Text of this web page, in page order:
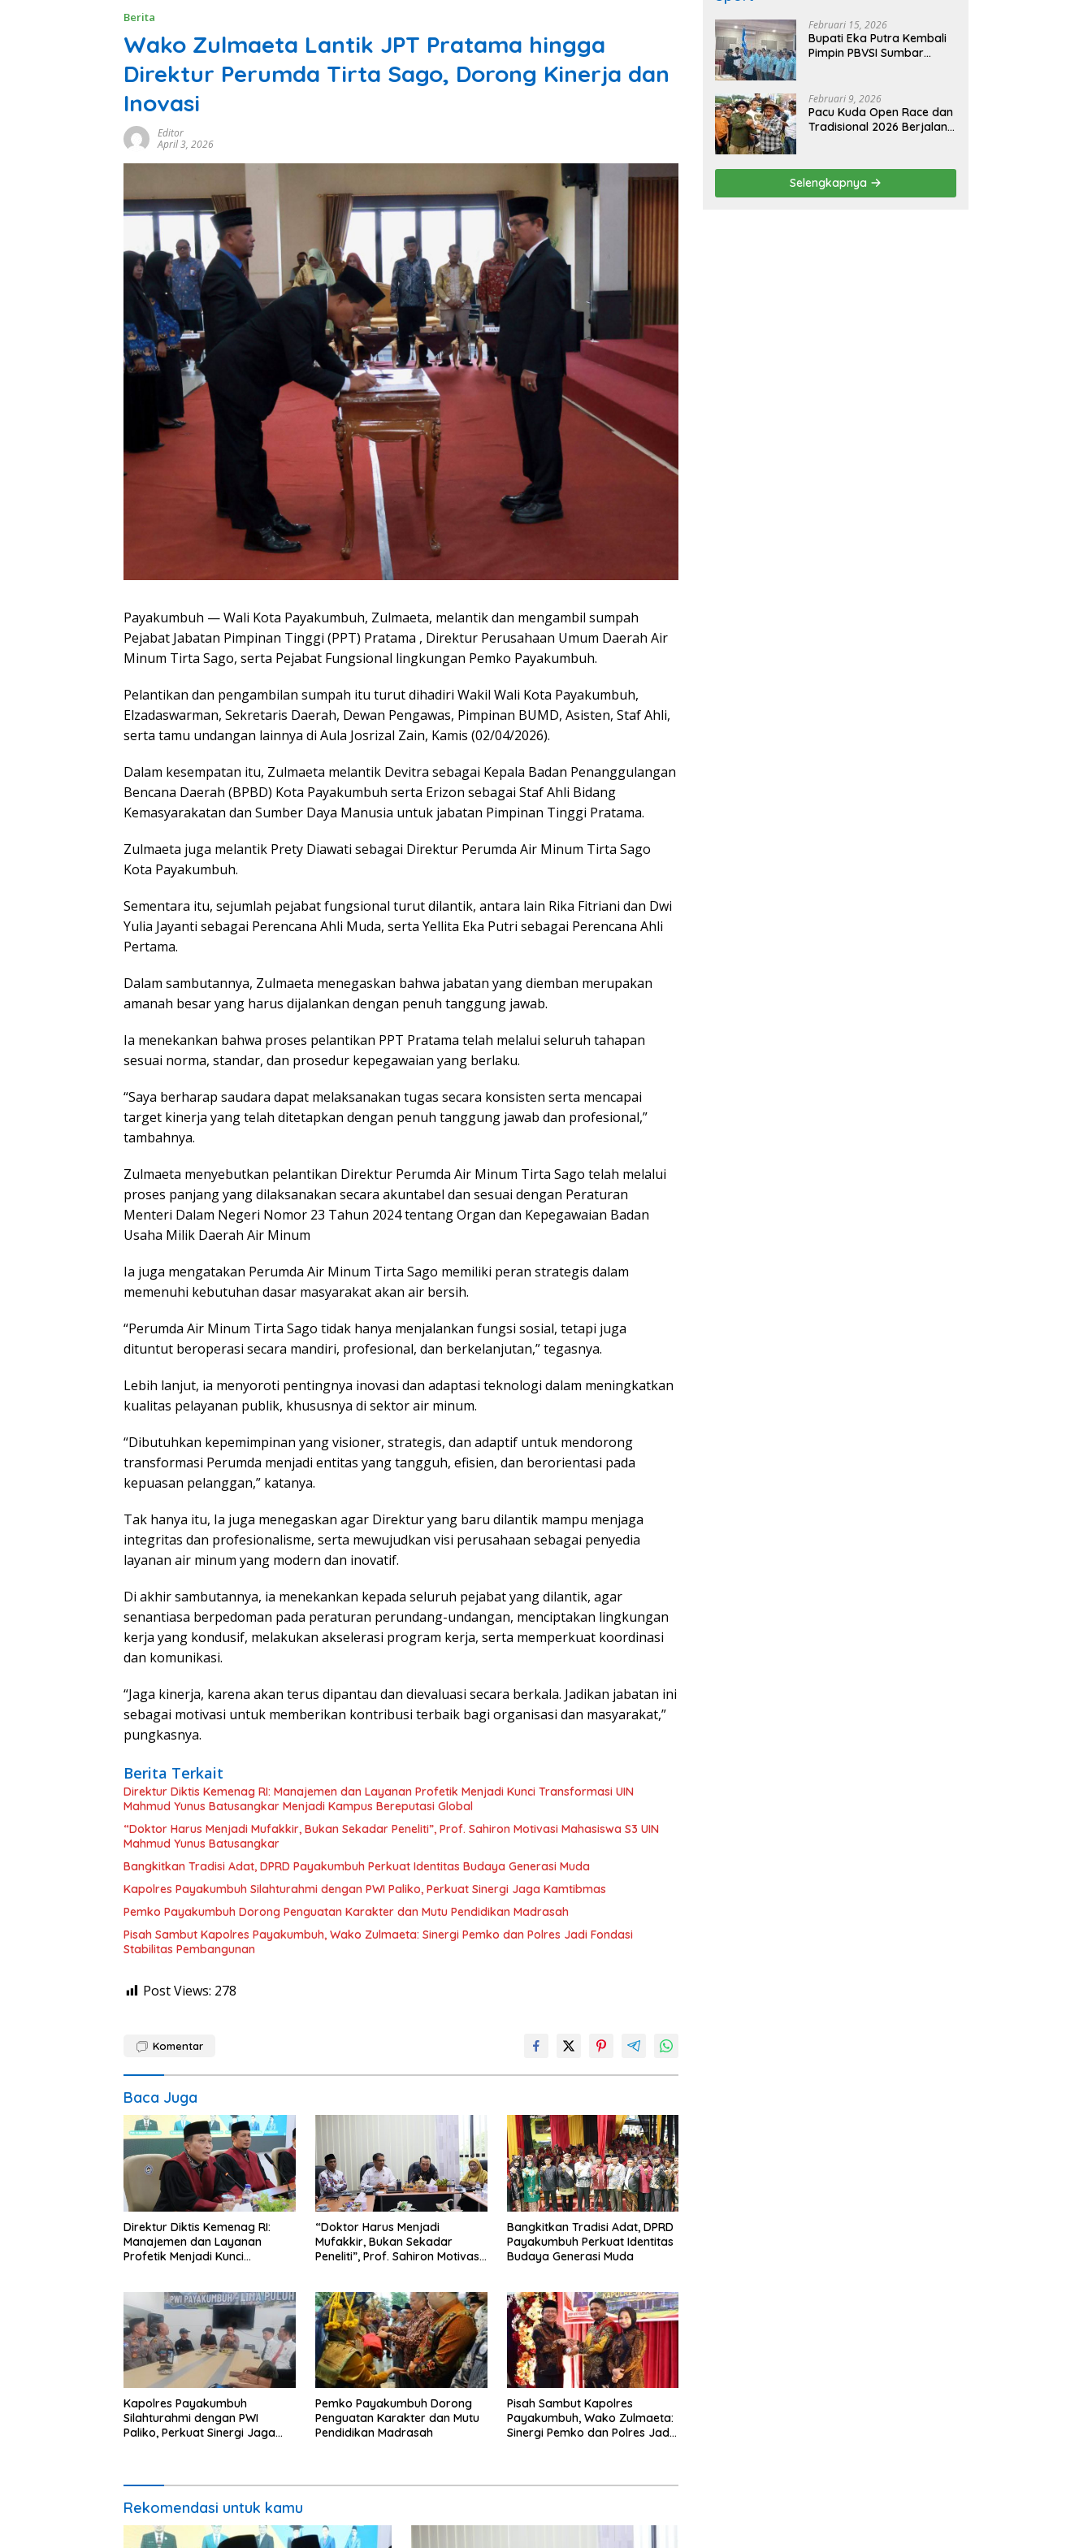
Berita
Wako Zulmaeta Lantik JPT Pratama hingga
Direktur Perumda Tirta Sago, Dorong Kinerja dan
Inovasi
Editor
April 3, 2026
Payakumbuh — Wali Kota Payakumbuh, Zulmaeta, melantik dan mengambil sumpah
Pejabat Jabatan Pimpinan Tinggi (PPT) Pratama , Direktur Perusahaan Umum Daerah Air
Minum Tirta Sago, serta Pejabat Fungsional lingkungan Pemko Payakumbuh.
Pelantikan dan pengambilan sumpah itu turut dihadiri Wakil Wali Kota Payakumbuh,
Elzadaswarman, Sekretaris Daerah, Dewan Pengawas, Pimpinan BUMD, Asisten, Staf Ahli,
serta tamu undangan lainnya di Aula Josrizal Zain, Kamis (02/04/2026).
Dalam kesempatan itu, Zulmaeta melantik Devitra sebagai Kepala Badan Penanggulangan
Bencana Daerah (BPBD) Kota Payakumbuh serta Erizon sebagai Staf Ahli Bidang
Kemasyarakatan dan Sumber Daya Manusia untuk jabatan Pimpinan Tinggi Pratama.
Zulmaeta juga melantik Prety Diawati sebagai Direktur Perumda Air Minum Tirta Sago
Kota Payakumbuh.
Sementara itu, sejumlah pejabat fungsional turut dilantik, antara lain Rika Fitriani dan Dwi
Yulia Jayanti sebagai Perencana Ahli Muda, serta Yellita Eka Putri sebagai Perencana Ahli
Pertama.
Dalam sambutannya, Zulmaeta menegaskan bahwa jabatan yang diemban merupakan
amanah besar yang harus dijalankan dengan penuh tanggung jawab.
Ia menekankan bahwa proses pelantikan PPT Pratama telah melalui seluruh tahapan
sesuai norma, standar, dan prosedur kepegawaian yang berlaku.
“Saya berharap saudara dapat melaksanakan tugas secara konsisten serta mencapai
target kinerja yang telah ditetapkan dengan penuh tanggung jawab dan profesional,”
tambahnya.
Zulmaeta menyebutkan pelantikan Direktur Perumda Air Minum Tirta Sago telah melalui
proses panjang yang dilaksanakan secara akuntabel dan sesuai dengan Peraturan
Menteri Dalam Negeri Nomor 23 Tahun 2024 tentang Organ dan Kepegawaian Badan
Usaha Milik Daerah Air Minum
Ia juga mengatakan Perumda Air Minum Tirta Sago memiliki peran strategis dalam
memenuhi kebutuhan dasar masyarakat akan air bersih.
“Perumda Air Minum Tirta Sago tidak hanya menjalankan fungsi sosial, tetapi juga
dituntut beroperasi secara mandiri, profesional, dan berkelanjutan,” tegasnya.
Lebih lanjut, ia menyoroti pentingnya inovasi dan adaptasi teknologi dalam meningkatkan
kualitas pelayanan publik, khususnya di sektor air minum.
“Dibutuhkan kepemimpinan yang visioner, strategis, dan adaptif untuk mendorong
transformasi Perumda menjadi entitas yang tangguh, efisien, dan berorientasi pada
kepuasan pelanggan,” katanya.
Tak hanya itu, Ia juga menegaskan agar Direktur yang baru dilantik mampu menjaga
integritas dan profesionalisme, serta mewujudkan visi perusahaan sebagai penyedia
layanan air minum yang modern dan inovatif.
Di akhir sambutannya, ia menekankan kepada seluruh pejabat yang dilantik, agar
senantiasa berpedoman pada peraturan perundang-undangan, menciptakan lingkungan
kerja yang kondusif, melakukan akselerasi program kerja, serta memperkuat koordinasi
dan komunikasi.
“Jaga kinerja, karena akan terus dipantau dan dievaluasi secara berkala. Jadikan jabatan ini
sebagai motivasi untuk memberikan kontribusi terbaik bagi organisasi dan masyarakat,”
pungkasnya.
Berita Terkait
Direktur Diktis Kemenag RI: Manajemen dan Layanan Profetik Menjadi Kunci Transformasi UIN
Mahmud Yunus Batusangkar Menjadi Kampus Bereputasi Global
“Doktor Harus Menjadi Mufakkir, Bukan Sekadar Peneliti”, Prof. Sahiron Motivasi Mahasiswa S3 UIN
Mahmud Yunus Batusangkar
Bangkitkan Tradisi Adat, DPRD Payakumbuh Perkuat Identitas Budaya Generasi Muda
Kapolres Payakumbuh Silahturahmi dengan PWI Paliko, Perkuat Sinergi Jaga Kamtibmas
Pemko Payakumbuh Dorong Penguatan Karakter dan Mutu Pendidikan Madrasah
Pisah Sambut Kapolres Payakumbuh, Wako Zulmaeta: Sinergi Pemko dan Polres Jadi Fondasi
Stabilitas Pembangunan
Post Views: 278
Komentar
Baca Juga
Direktur Diktis Kemenag RI:
Manajemen dan Layanan
Profetik Menjadi Kunci
Kampus Bereputasi Global
“Doktor Harus Menjadi
Mufakkir, Bukan Sekadar
Peneliti”, Prof. Sahiron Motivasi
Bangkitkan Tradisi Adat, DPRD
Payakumbuh Perkuat Identitas
Budaya Generasi Muda
Kapolres Payakumbuh
Silahturahmi dengan PWI
Paliko, Perkuat Sinergi Jaga
Pemko Payakumbuh Dorong
Penguatan Karakter dan Mutu
Pendidikan Madrasah
Pisah Sambut Kapolres
Payakumbuh, Wako Zulmaeta:
Sinergi Pemko dan Polres Jadi
Rekomendasi untuk kamu
Februari 15, 2026
Bupati Eka Putra Kembali
Pimpin PBVSI Sumbar
Februari 9, 2026
Pacu Kuda Open Race dan
Tradisional 2026 Berjalan
Terima Kasih
Selengkapnya